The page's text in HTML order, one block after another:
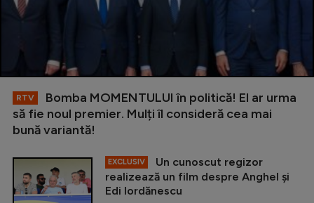
RTV
Bomba MOMENTULUI în politică! El ar urma
să fie noul premier. Mulți îl consideră cea mai
bună variantă!
EXCLUSIV
Un cunoscut regizor
realizează un film despre Anghel și
Edi Iordănescu